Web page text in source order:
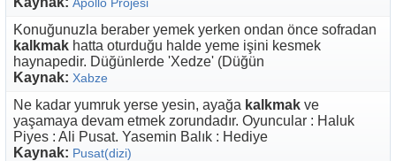
Konuğunuzla beraber yemek yerken ondan önce sofradan
kalkmak hatta oturduğu halde yeme işini kesmek
haynapedir. Düğünlerde 'Xedze' (Düğün
Kaynak: Xabze
Ne kadar yumruk yerse yesin, ayağa kalkmak ve
yaşamaya devam etmek zorundadır. Oyuncular : Haluk
Piyes : Ali Pusat. Yasemin Balık : Hediye
Kaynak: Pusat(dizi)